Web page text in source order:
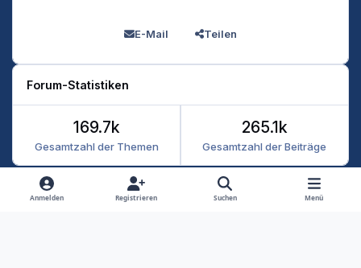
E-Mail Teilen
Forum-Statistiken
Gesamtzahl der Themen
169.7k
Gesamtzahl der Beiträge
265.1k
Heller Modus
Dunkler Modus
Systemeinstellung
Anmelden Registrieren Suchen Menü